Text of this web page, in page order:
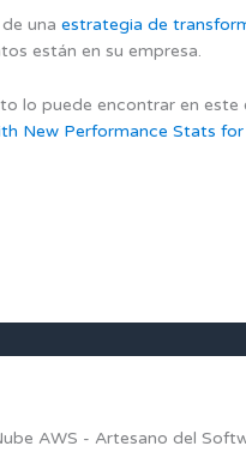
de unaestrategia de
están en su empresa.
lo puede encontrar en
New Performance Stats
AWS - Artesano del